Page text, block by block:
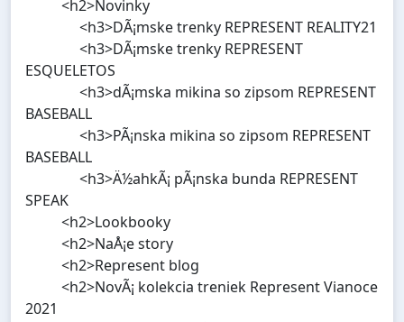
<h2>Novinky
<h3>DÃ¡mske trenky REPRESENT REALITY21
<h3>DÃ¡mske trenky REPRESENT
ESQUELETOS
<h3>dÃ¡mska mikina so zipsom REPRESENT
BASEBALL
<h3>PÃ¡nska mikina so zipsom REPRESENT
BASEBALL
<h3>Ä½ahkÃ¡ pÃ¡nska bunda REPRESENT
SPEAK
<h2>Lookbooky
<h2>NaÅ¡e story
<h2>Represent blog
<h2>NovÃ¡ kolekcia treniek Represent Vianoce
2021